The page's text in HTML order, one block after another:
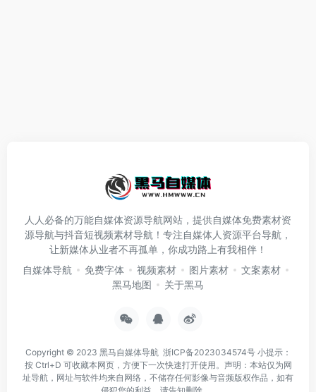
人人必备的万能自媒体资源导航网站，提供自媒体免费素材资
源导航与抖音短视频素材导航！专注自媒体人资源平台导航，
让新媒体从业者不再孤单，你成功路上有我相伴！
自媒体导航
免费字体 视频素材 图片素材
文案素材
黑马地图
关于黑马
Copyright © 2023 黑马自媒体导航 浙ICP备2023034574号小提示：
按 Ctrl+D 可收藏本网页，方便下一次快速打开使用。声明：本站仅为网
址导航，网址与软件均来自网络，不储存任何影像与音频版权作品，如有